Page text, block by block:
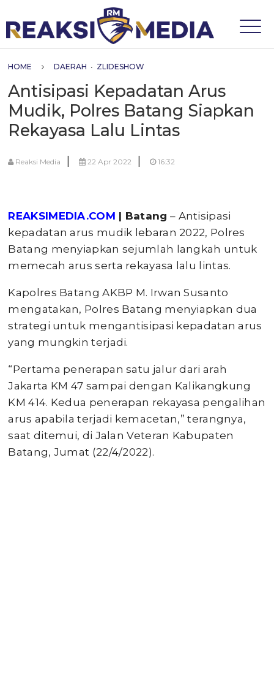
HOME DAERAH • ZLIDESHOW
Antisipasi Kepadatan Arus
Mudik, Polres Batang Siapkan
Rekayasa Lalu Lintas
Reaksi Media | 22 Apr 2022 | 16:32
REAKSIMEDIA.COM | Batang – Antisipasi
kepadatan arus mudik lebaran 2022, Polres
Batang menyiapkan sejumlah langkah untuk
memecah arus serta rekayasa lalu lintas.
Kapolres Batang AKBP M. Irwan Susanto
mengatakan, Polres Batang menyiapkan dua
strategi untuk mengantisipasi kepadatan arus
yang mungkin terjadi.
“Pertama penerapan satu jalur dari arah
Jakarta KM 47 sampai dengan Kalikangkung
KM 414. Kedua penerapan rekayasa pengalihan
arus apabila terjadi kemacetan,” terangnya,
saat ditemui, di Jalan Veteran Kabupaten
Batang, Jumat (22/4/2022).